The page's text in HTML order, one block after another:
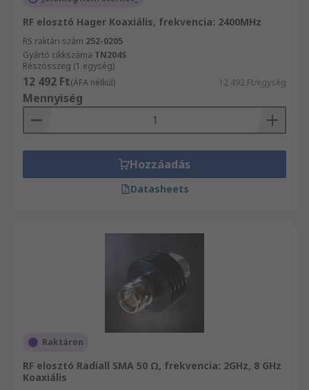
RF elosztó Hager Koaxiális, frekvencia: 2400MHz
RS raktári szám 252-0205
Gyártó cikkszáma TN204S
Részösszeg (1 egység)
12 492 Ft(ÁFA nélkül) 12 492 Ft/egység
Mennyiség
Hozzáadás
Datasheets
Raktáron
RF elosztó Radiall SMA 50 Ω, frekvencia: 2GHz, 8 GHz
Koaxiális